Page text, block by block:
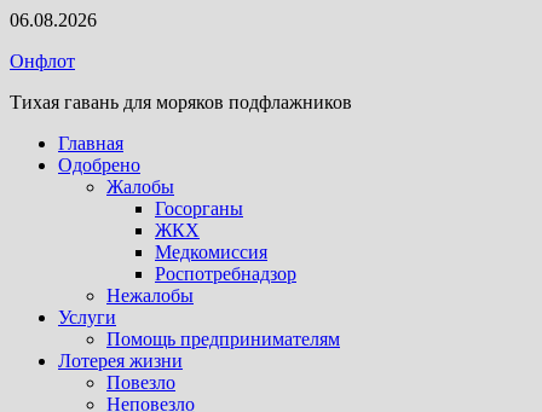
Перейти
содержимому
06.08.2026
Онфлот
Тихая гавань для моряков подфлажников
Главная
Одобрено
Жалобы
Госорганы
ЖКХ
Медкомиссия
Роспотребнадзор
Нежалобы
Услуги
Помощь предпринимателям
Лотерея жизни
Повезло
Неповезло